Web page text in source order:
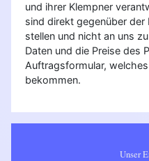
und ihrer Klempner
sind direkt gegenüber
stellen und nicht an uns
Daten und die Preise des
Auftragsformular,
bekommen.
Unser